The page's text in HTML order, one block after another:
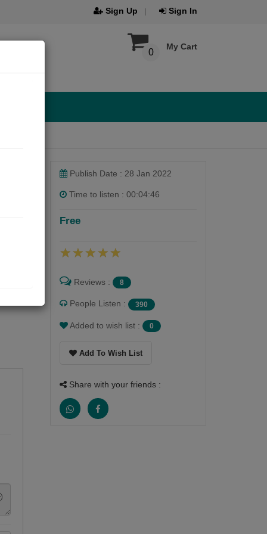
Sign Up Sign In
My Cart
0
Publish Date : 28 Jan 2022
Time to listen : 00:04:46
Free
Reviews : 8
People Listen : 390
Added to wish list : 0
Add To Wish List
Share with your friends :